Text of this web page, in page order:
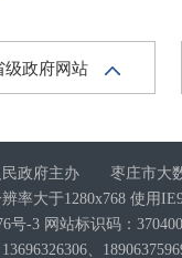
级政府网站
民政府主办 枣庄市大
率大于1280x768 使用
号-3 网站标识码：
、